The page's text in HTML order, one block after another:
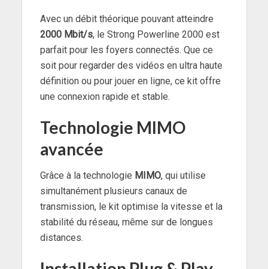
Avec un débit théorique pouvant atteindre
2000 Mbit/s, le Strong Powerline 2000 est
parfait pour les foyers connectés. Que ce
soit pour regarder des vidéos en ultra haute
définition ou pour jouer en ligne, ce kit offre
une connexion rapide et stable.
Technologie MIMO
avancée
Grâce à la technologie MIMO, qui utilise
simultanément plusieurs canaux de
transmission, le kit optimise la vitesse et la
stabilité du réseau, même sur de longues
distances.